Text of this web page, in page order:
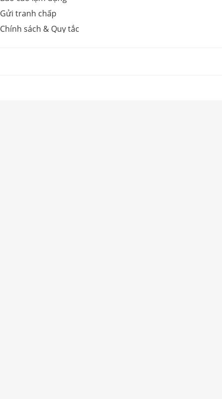
Gửi tranh chấp
Chính sách & Quy tắc